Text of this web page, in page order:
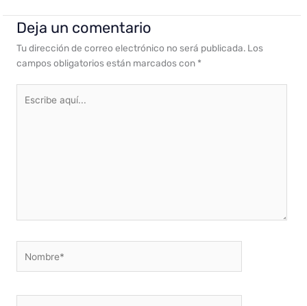
Deja un comentario
Tu dirección de correo electrónico no será publicada. Los
campos obligatorios están marcados con *
aquí...